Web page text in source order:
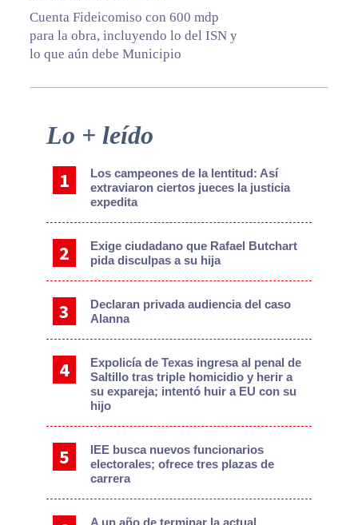
Cuenta Fideicomiso con 600 mdp
para la obra, incluyendo lo del ISN y
lo que aún debe Municipio
Primary
Sidebar
Lo + leído
Los campeones de la lentitud: Así
extraviaron ciertos jueces la justicia
expedita
Exige ciudadano que Rafael Butchart
pida disculpas a su hija
Declaran privada audiencia del caso
Alanna
Expolicía de Texas ingresa al penal de
Saltillo tras triple homicidio y herir a
su expareja; intentó huir a EU con su
hijo
IEE busca nuevos funcionarios
electorales; ofrece tres plazas de
carrera
A un año de terminar la actual